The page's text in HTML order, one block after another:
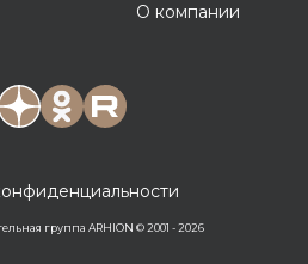
О компании
группа ARHION © 2001 - 2026